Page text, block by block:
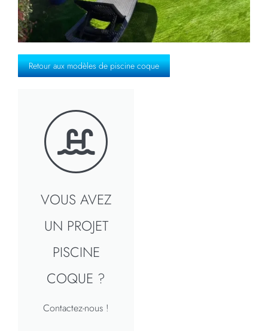
Retour aux modèles de piscine coque
VOUS AVEZ
UN PROJET
PISCINE
COQUE ?
Contactez-nous !